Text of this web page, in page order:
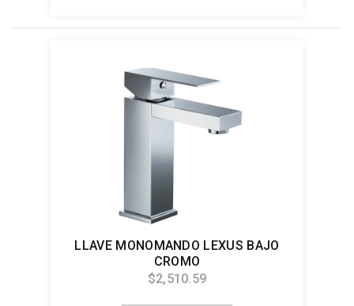
LLAVE MONOMANDO LEXUS BAJO
CROMO
$2,510.59